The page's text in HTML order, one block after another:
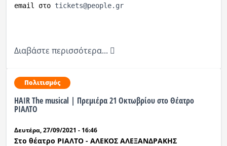
email στο tickets@people.gr
Διαβάστε περισσότερα...
Πολιτισμός
HAIR The musical | Πρεμιέρα 21 Οκτωβρίου στο Θέατρο
ΡΙΑΛΤΟ
Δευτέρα, 27/09/2021 - 16:46
Στο θέατρο ΡΙΑΛΤΟ - ΑΛΕΚΟΣ ΑΛΕΞΑΝΔΡΑΚΗΣ